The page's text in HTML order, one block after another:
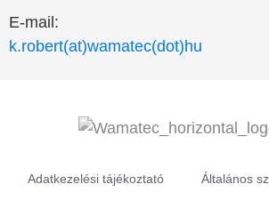
E-mail:
k.robert(at)wamatec(dot)hu
Adatkezelési tájékoztató Általános